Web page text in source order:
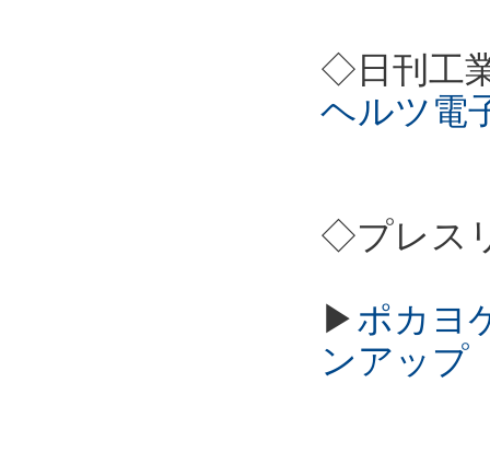
◇日刊工
ヘルツ電
◇プレス
▶ポカヨ
ンアッ